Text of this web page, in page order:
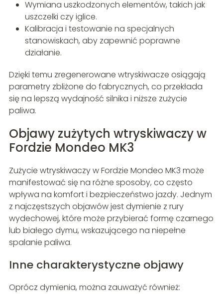
Wymiana uszkodzonych elementów, takich jak
uszczelki czy iglice.
Kalibracja i testowanie na specjalnych
stanowiskach, aby zapewnić poprawne
działanie.
Dzięki temu zregenerowane wtryskiwacze osiągają
parametry zbliżone do fabrycznych, co przekłada
się na lepszą wydajność silnika i niższe zużycie
paliwa.
Objawy zużytych wtryskiwaczy w
Fordzie Mondeo MK3
Zużycie wtryskiwaczy w Fordzie Mondeo MK3 może
manifestować się na różne sposoby, co często
wpływa na komfort i bezpieczeństwo jazdy. Jednym
z najczęstszych objawów jest dymienie z rury
wydechowej, które może przybierać formę czarnego
lub białego dymu, wskazującego na niepełne
spalanie paliwa.
Inne charakterystyczne objawy
Oprócz dymienia, można zauważyć również: